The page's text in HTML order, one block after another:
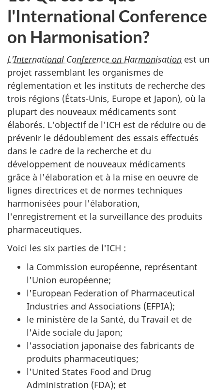
l'International Conference
on Harmonisation?
L'International Conference on Harmonisation est un
projet rassemblant les organismes de
réglementation et les instituts de recherche des
trois régions (États-Unis, Europe et Japon), où la
plupart des nouveaux médicaments sont
élaborés. L'objectif de l'ICH est de réduire ou de
prévenir le dédoublement des essais effectués
dans le cadre de la recherche et du
développement de nouveaux médicaments
grâce à l'élaboration et à la mise en oeuvre de
lignes directrices et de normes techniques
harmonisées pour l'élaboration,
l'enregistrement et la surveillance des produits
pharmaceutiques.
Voici les six parties de l'ICH :
la Commission européenne, représentant
l'Union européenne;
l'European Federation of Pharmaceutical
Industries and Associations (EFPIA);
le ministère de la Santé, du Travail et de
l'Aide sociale du Japon;
l'association japonaise des fabricants de
produits pharmaceutiques;
l'United States Food and Drug
Administration (FDA); et